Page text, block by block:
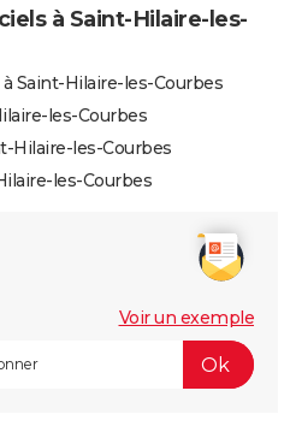
à Saint-Hilaire-les-
Saint-Hilaire-les-Courbes
les-Courbes
Hilaire-les-Courbes
les-Courbes
Voir un exemple